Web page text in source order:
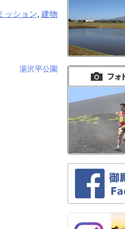
ッション, 建物
湯沢平公園